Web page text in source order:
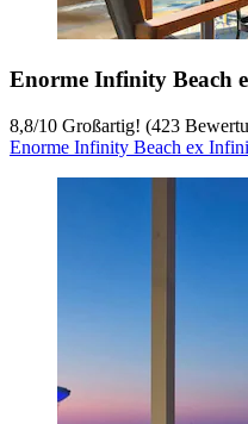
Enorme Infinity Beach
8,8/10 Großartig! (423
Enorme Infinity Beach ex